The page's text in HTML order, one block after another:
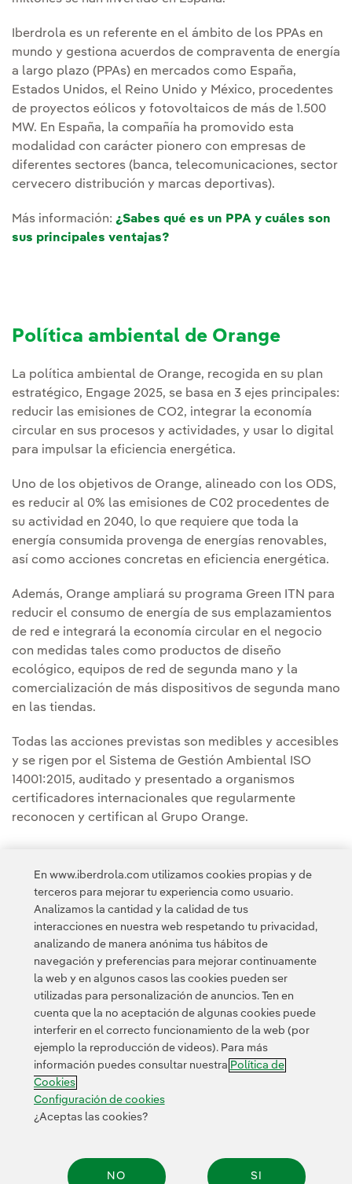
Iberdrola es un referente en el ámbito de los PPAs en
mundo y gestiona acuerdos de compraventa de energía
a largo plazo (PPAs) en mercados como España,
Estados Unidos, el Reino Unido y México, procedentes
de proyectos eólicos y fotovoltaicos de más de 1.500
MW. En España, la compañía ha promovido esta
modalidad con carácter pionero con empresas de
diferentes sectores (banca, telecomunicaciones, sector
cervecero distribución y marcas deportivas).
Más información: ¿Sabes qué es un PPA y cuáles son
sus principales ventajas?
Política ambiental de Orange
La política ambiental de Orange, recogida en su plan
estratégico, Engage 2025, se basa en 3 ejes principales:
reducir las emisiones de CO2, integrar la economía
circular en sus procesos y actividades, y usar lo digital
para impulsar la eficiencia energética.
Uno de los objetivos de Orange, alineado con los ODS,
es reducir al 0% las emisiones de C02 procedentes de
su actividad en 2040, lo que requiere que toda la
energía consumida provenga de energías renovables,
así como acciones concretas en eficiencia energética.
Además, Orange ampliará su programa Green ITN para
reducir el consumo de energía de sus emplazamientos
de red e integrará la economía circular en el negocio
con medidas tales como productos de diseño
ecológico, equipos de red de segunda mano y la
comercialización de más dispositivos de segunda mano
en las tiendas.
Todas las acciones previstas son medibles y accesibles
y se rigen por el Sistema de Gestión Ambiental ISO
14001:2015, auditado y presentado a organismos
certificadores internacionales que regularmente
reconocen y certifican al Grupo Orange.
Acceso a información legal
Contacta Clientes Política de Privacidad Información legal
Transparencia en el uso de la IA Política de cookies
Configuración de cookies Accesibilidad Canal de denuncias
© 2026 Iberdrola, S.A. Reservados todos los derechos.
En www.iberdrola.com utilizamos cookies propias y de
terceros para mejorar tu experiencia como usuario.
Analizamos la cantidad y la calidad de tus
interacciones en nuestra web respetando tu privacidad,
analizando de manera anónima tus hábitos de
navegación y preferencias para mejorar continuamente
la web y en algunos casos las cookies pueden ser
utilizadas para personalización de anuncios. Ten en
cuenta que la no aceptación de algunas cookies puede
interferir en el correcto funcionamiento de la web (por
ejemplo la reproducción de videos). Para más
información puedes consultar nuestra Política de
Cookies
Configuración de cookies
¿Aceptas las cookies?
NO SI